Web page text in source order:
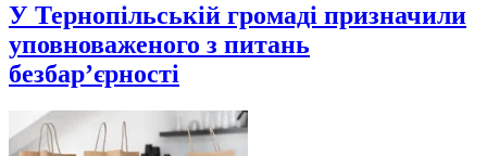
У Тернопільській громаді призначили
уповноваженого з питань
безбар’єрності